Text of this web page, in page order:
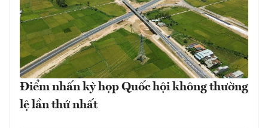
Điểm nhấn kỳ họp Quốc hội không thường
lệ lần thứ nhất